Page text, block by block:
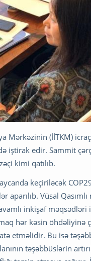
Mərkəzinin (İİTKM)
iştirak edir. Sammit
kimi qatılıb.
keçiriləcək
aparılıb. Vüsal
inkişaf
hər kəsin öhdəliyinə
etməlidir. Bu isə
təşəbbüslərin